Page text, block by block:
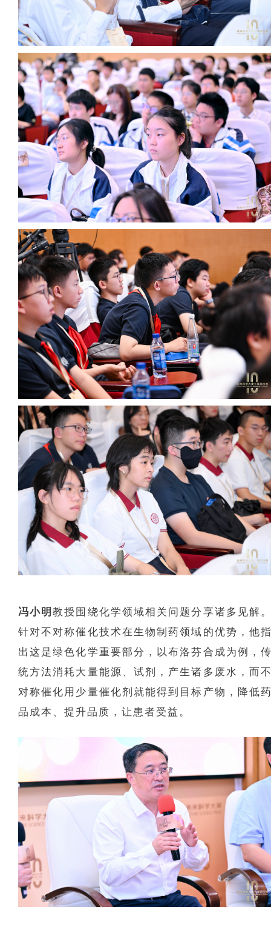
冯小明教授围绕化学领域相关问题分享诸多见解
针对不对称催化技术在生物制药领域的优势，他
出这是绿色化学重要部分，以布洛芬合成为例，
统方法消耗大量能源、试剂，产生诸多废水，而
对称催化用少量催化剂就能得到目标产物，降低
品成本、提升品质，让患者受益。